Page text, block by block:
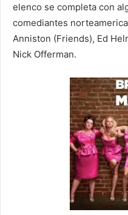
elenco se completa con
comediantes
Anniston (Friends), Ed
Nick Offerman.